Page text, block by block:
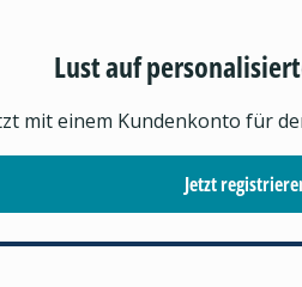
Lust auf
mit einem Kundenkonto für
Jetzt